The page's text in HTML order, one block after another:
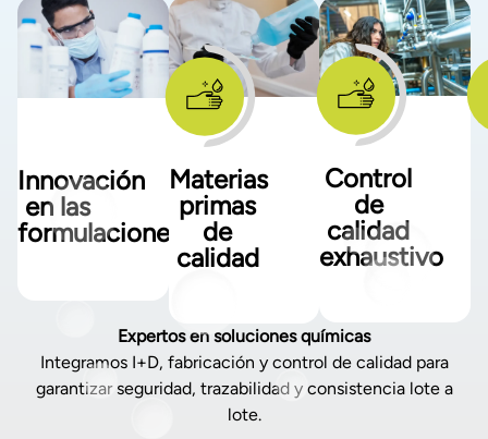
Innovación
en las
formulaciones
Materias
primas
de
calidad
Control
de
calidad
exhaustivo
Expertos en soluciones químicas
Integramos I+D, fabricación y control de calidad para
garantizar seguridad, trazabilidad y consistencia lote a
lote.